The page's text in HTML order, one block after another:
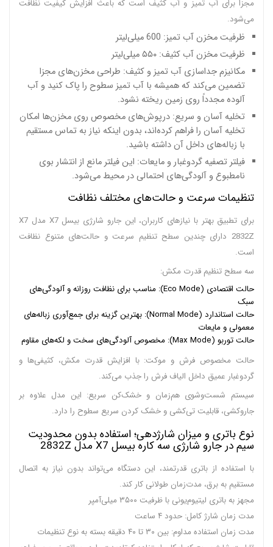
مجزا برای آب تمیز و آب کثیف است که باعث افزایش کیفیت نظافت
می‌شود.
ظرفیت مخزن آب تمیز: 600 میلی‌لیتر
ظرفیت مخزن آب کثیف: ۵۵۰ میلی‌لیتر
مکانیزم جداسازی آب تمیز و کثیف: طراحی مخزن‌های مجزا
تضمین می‌کند که همیشه با آب تمیز سطوح را پاک کنید و آب
آلوده مجدداً روی زمین ریخته نشود.
تخلیه آسان و سریع: درپوش‌های مخصوص روی مخزن‌ها امکان
تخلیه آسان را فراهم کرده‌اند، بدون اینکه نیاز به تماس مستقیم
با زباله‌های داخل آن داشته باشید.
فیلتر تصفیه گردوغبار و مایعات: این فیلتر مانع از انتشار بوی
نامطبوع و آلودگی‌های احتمالی در محیط می‌شود.
تنظیمات سرعت و حالت‌های مختلف نظافت
برای تطبیق بهتر با نیازهای کاربران، این جارو شارژی بیسل X7 مدل X7
2832Z دارای چندین سطح تنظیم سرعت و حالت‌های متنوع نظافت
است.
سه سطح تنظیم قدرت مکش:
حالت اقتصادی (Eco Mode): مناسب برای نظافت روزانه و آلودگی‌های
سبک
حالت استاندارد (Normal Mode): بهترین گزینه برای جمع‌آوری زباله‌های
معمولی و مایعات
حالت توربو (Max Mode): مخصوص آلودگی‌های سخت و لکه‌های مقاوم
حالت مخصوص فرش و موکت: با افزایش قدرت مکش، کثیفی‌ها و
گردوغبار عمیق داخل الیاف فرش را جذب می‌کند.
سیستم شست‌وشوی هم‌زمان و خشک‌کن سریع: این مدل علاوه بر
جاروکشی، قابلیت تی‌کشی و خشک کردن سریع سطوح را دارد.
نوع باتری و میزان شارژدهی؛ استفاده بدون محدودیت
سیم در جارو شارژی سه کاره بیسل X7 مدل 2832Z
با استفاده از باتری قدرتمند، این دستگاه می‌تواند بدون نیاز به اتصال
مستقیم به برق، مدت‌زمان طولانی کار کند.
مجهز به باتری لیتیوم‌یونی با ظرفیت ۳۵۰۰ میلی‌آمپر
مدت زمان شارژ کامل: حدود ۴ ساعت
مدت زمان استفاده مداوم: بین ۳۰ تا ۴۰ دقیقه بسته به نوع تنظیمات